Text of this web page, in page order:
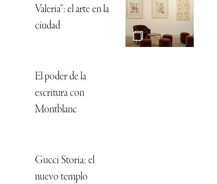
Valeria”: el arte en la
ciudad
El poder de la
escritura con
Montblanc
Gucci Storia: el
nuevo templo